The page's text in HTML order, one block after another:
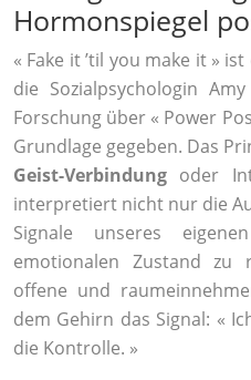
Hormonspiegel
« Fake it ’til you make it »
die Sozialpsychologin
Forschung über « Power
Grundlage gegeben. Das
Geist-Verbindung oder
interpretiert nicht nur die
Signale unseres
emotionalen Zustand zu
offene und
dem Gehirn das Signal: «
die Kontrolle. »